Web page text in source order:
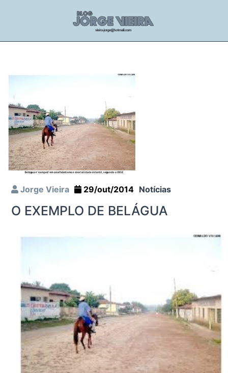
Jorge Vieira 29/out/2014 Notícias
O EXEMPLO DE BELÁGUA